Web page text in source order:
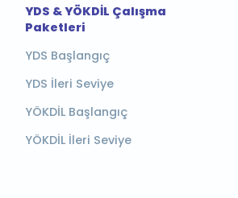
YDS & YÖKDİL Çalışma
Paketleri
YDS Başlangıç
YDS İleri Seviye
YÖKDİL Başlangıç
YÖKDİL İleri Seviye